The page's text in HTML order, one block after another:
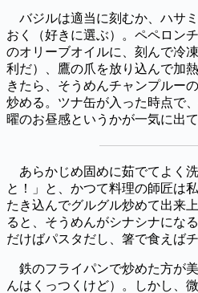
バジルは適当に刻むか、ハサ
おく（好きに選ぶ）。ペペロン
のオリーブオイルに、刻んで冷
利だ）、鷹の爪を放り込んで加
きたら、そうめんチャンプルー
炒める。ツナ缶が入った時点で
曜のお昼感というかが一気に出て
あらかじめ固めに茹でてよく
と！」と、かつて料理の師匠は
たき込んでグルグル炒めて出来
ると、そうめんがシナシナにな
だけばパスタだし、箸で食えばチ
鉄のフライパンで炒めた方が
んはくっつくけど）。しかし、